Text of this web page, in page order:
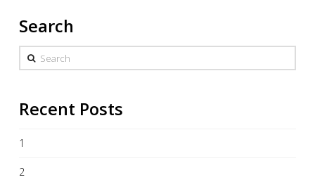
Search
Search
Recent Posts
1
2